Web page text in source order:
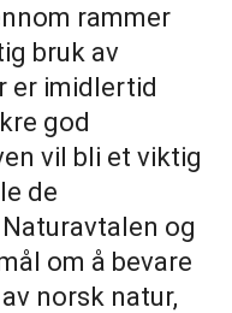
rammer
bruk av
er imidlertid
god
vil bli et viktig
de
og
om å bevare
norsk natur,